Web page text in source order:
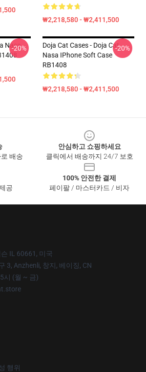
₩2,218,580 - ₩2,411,500
Nasa
-20%
Doja Cat Cases - Doja Cat
Nasa IPhone Soft Case
RB1408
₩2,218,580 - ₩2,411,500
-20%
배송
안심하고 쇼핑하세요
클릭에서 배송까지 24/7 보호
공
100% 안전한 결제
페이팔 / 마스터카드 / 비자
IL 60661, 미국
3, Anzhenli, 창지, 베이징, CN
시 (월 ~ 금)
행위